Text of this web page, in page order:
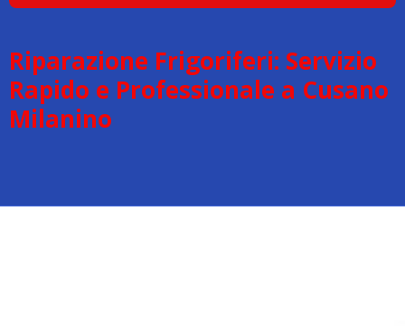
Riparazione Frigoriferi: Servizio
Rapido e Professionale a Cusano
Milanino